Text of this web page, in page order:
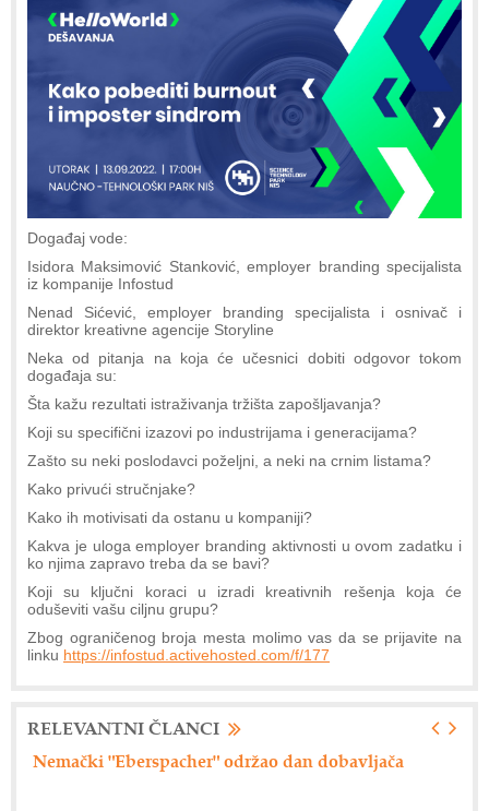
Događaj vode:
Isidora Maksimović Stanković, employer branding specijalista
iz kompanije Infostud
Nenad Sićević, employer branding specijalista i osnivač i
direktor kreativne agencije Storyline
Neka od pitanja na koja će učesnici dobiti odgovor tokom
događaja su:
Šta kažu rezultati istraživanja tržišta zapošljavanja?
Koji su specifični izazovi po industrijama i generacijama?
Zašto su neki poslodavci poželjni, a neki na crnim listama?
Kako privući stručnjake?
Kako ih motivisati da ostanu u kompaniji?
Kakva je uloga employer branding aktivnosti u ovom zadatku i
ko njima zapravo treba da se bavi?
Koji su ključni koraci u izradi kreativnih rešenja koja će
oduševiti vašu ciljnu grupu?
Zbog ograničenog broja mesta molimo vas da se prijavite na
linku https://infostud.activehosted.com/f/177
RELEVANTNI ČLANCI
Nemački "Eberspacher" održao dan dobavljača